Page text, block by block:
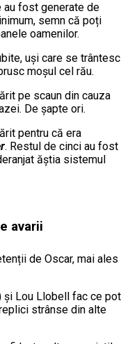
au fost generate de
semn că poți
oamenilor.
uși care se trântesc
moșul cel rău.
pe scaun din cauza
De șapte ori.
pentru că era
. Restul de cinci au fost
ăștia sistemul
avarii
de Oscar, mai ales
și Lou Llobell fac ce pot
strânse din alte